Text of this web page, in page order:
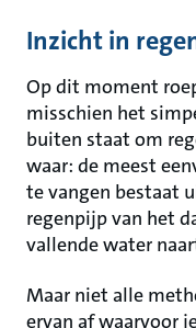
Inzicht in
Op dit moment
misschien het
buiten staat om
waar: de meest
te vangen bestaat
regenpijp van het
vallende water
Maar niet alle
ervan af waarvoor